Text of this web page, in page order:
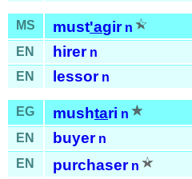
MS must'agir n
EN hirer n
EN
lessor n
EG mushtari n
EN buyer n
EN
purchaser n